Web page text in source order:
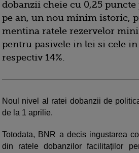
dobanzii cheie cu 0,25 puncte
pe an, un nou minim istoric,
mentina ratele rezervelor
pentru pasivele in lei si cele in
respectiv 14%.
Noul nivel al ratei dobanzii de
de la 1 aprilie.
Totodata, BNR a decis ingustarea
din ratele dobanzilor facilitaților